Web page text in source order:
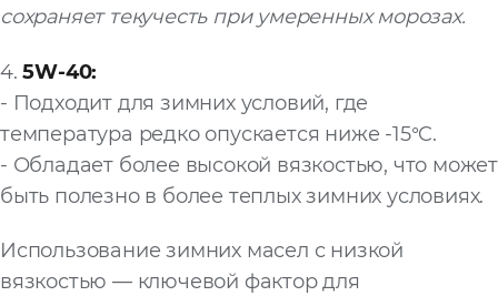
сохраняет текучесть при умеренных морозах.
4.5W-40:
- Подходит для зимних условий, где
температура редко опускается ниже -15°C.
- Обладает более высокой вязкостью, что может
быть полезно в более теплых зимних условиях.
Использование зимних масел с низкой
вязкостью — ключевой фактор для